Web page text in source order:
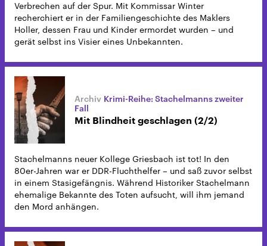
Verbrechen auf der Spur. Mit Kommissar Winter
recherchiert er in der Familiengeschichte des Maklers
Holler, dessen Frau und Kinder ermordet wurden – und
gerät selbst ins Visier eines Unbekannten.
Krimi-Reihe: Stachelmanns zweiter
Fall
Mit Blindheit geschlagen (2/2)
Stachelmanns neuer Kollege Griesbach ist tot! In den
80er-Jahren war er DDR-Fluchthelfer – und saß zuvor selbst
in einem Stasigefängnis. Während Historiker Stachelmann
ehemalige Bekannte des Toten aufsucht, will ihm jemand
den Mord anhängen.